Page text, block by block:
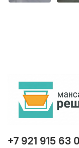
+7 921 915 63